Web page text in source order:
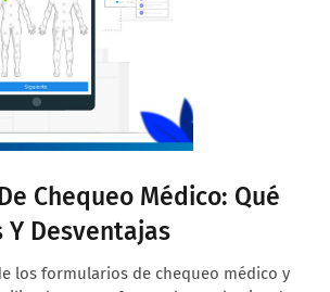
Chequeo Médico: Qué
Y Desventajas
los formularios de chequeo médico y